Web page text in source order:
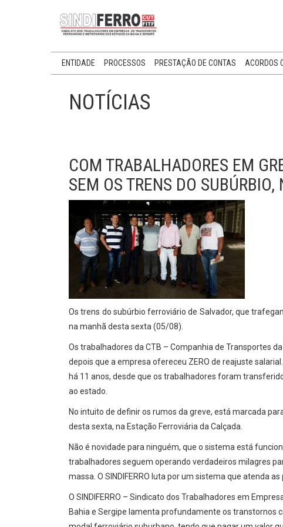
ENTIDADE PROCESSOS PRESTAÇÃO DE CONTAS ACORDOS
NOTÍCIAS
COM TRABALHADORES EM
SEM OS TRENS DO
Os trens do subúrbio ferroviário de Salvador, que
na manhã desta sexta (05/08).
Os trabalhadores da CTB – Companhia de Transportes
depois que a empresa ofereceu ZERO de reajuste
há 11 anos, desde que os trabalhadores foram
ao estado.
No intuito de definir os rumos da greve, está marcada
desta sexta, na Estação Ferroviária da Calçada.
Não é novidade para ninguém, que o sistema está
trabalhadores seguem operando verdadeiros milagres
massa. O SINDIFERRO luta por um sistema que atenda
O SINDIFERRO – Sindicato dos Trabalhadores em
Bahia e Sergipe lamenta profundamente os transtornos